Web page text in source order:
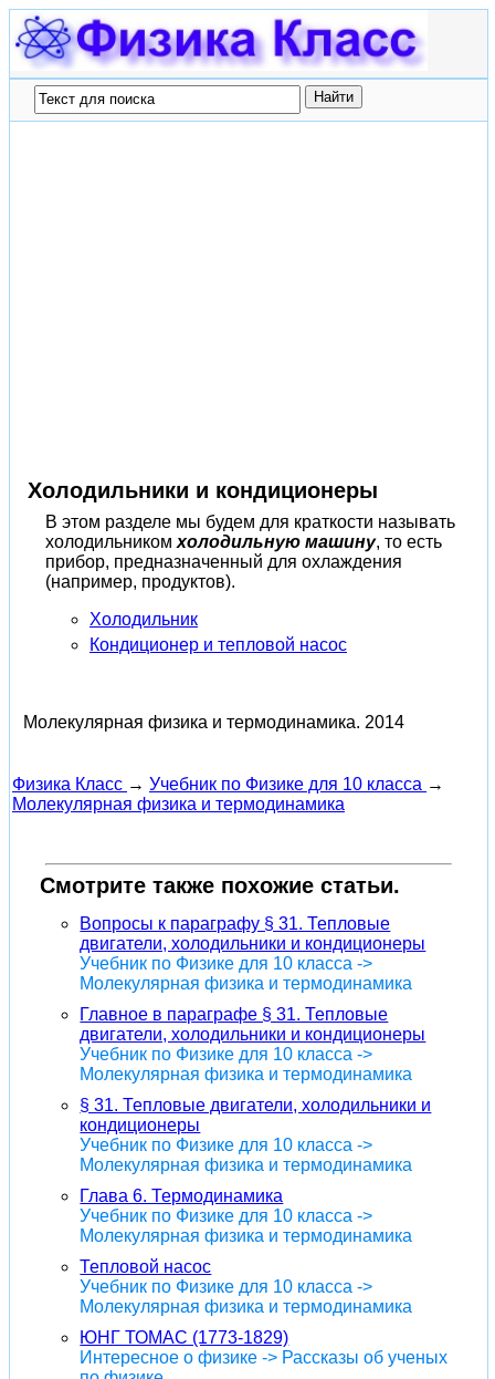
Холодильники и кондиционеры
В этом разделе мы будем для краткости называть
холодильником холодильную машину, то есть
прибор, предназначенный для охлаждения
(например, продуктов).
Холодильник
Кондиционер и тепловой насос
Молекулярная физика и термодинамика. 2014
Физика Класс → Учебник по Физике для 10 класса →
Молекулярная физика и термодинамика
Смотрите также похожие статьи.
Вопросы к параграфу § 31. Тепловые
двигатели, холодильники и кондиционеры
Учебник по Физике для 10 класса ->
Молекулярная физика и термодинамика
Главное в параграфе § 31. Тепловые
двигатели, холодильники и кондиционеры
Учебник по Физике для 10 класса ->
Молекулярная физика и термодинамика
§ 31. Тепловые двигатели, холодильники и
кондиционеры
Учебник по Физике для 10 класса ->
Молекулярная физика и термодинамика
Глава 6. Термодинамика
Учебник по Физике для 10 класса ->
Молекулярная физика и термодинамика
Тепловой насос
Учебник по Физике для 10 класса ->
Молекулярная физика и термодинамика
ЮНГ ТОМАС (1773-1829)
Интересное о физике -> Рассказы об ученых